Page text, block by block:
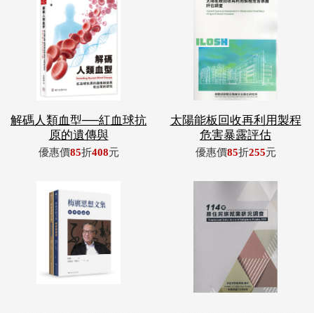
解碼人類血型──紅血球抗
原的遺傳與
優惠價85折408元
太陽能板回收再利用製程
危害暴露評估
優惠價85折255元